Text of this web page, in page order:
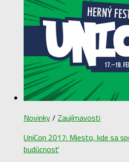
Novinky/ Zaujímavosti
UniCon 2017: Miesto, kde sa
budúcnosť